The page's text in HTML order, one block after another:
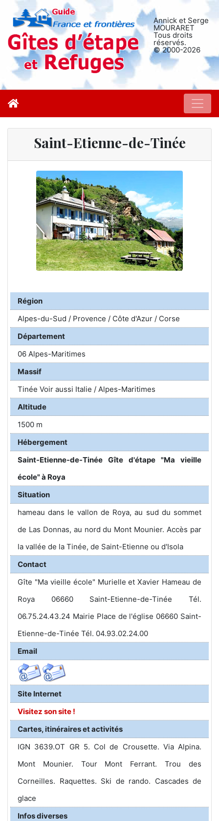
Annick et Serge
MOURARET
Tous droits
réservés.
© 2000-2026
Saint-Etienne-de-Tinée
Région
Alpes-du-Sud / Provence / Côte d'Azur / Corse
Département
06 Alpes-Maritimes
Massif
Tinée Voir aussi Italie / Alpes-Maritimes
Altitude
1500 m
Hébergement
Saint-Etienne-de-Tinée Gîte d'étape "Ma vieille
école" à Roya
Situation
hameau dans le vallon de Roya, au sud du sommet
de Las Donnas, au nord du Mont Mounier. Accès par
la vallée de la Tinée, de Saint-Etienne ou d'Isola
Contact
Gîte "Ma vieille école" Murielle et Xavier Hameau de
Roya 06660 Saint-Etienne-de-Tinée Tél.
06.75.24.43.24 Mairie Place de l'église 06660 Saint-
Etienne-de-Tinée Tél. 04.93.02.24.00
Email
Site Internet
Visitez son site !
Cartes, itinéraires et activités
IGN 3639.OT GR 5. Col de Crousette. Via Alpina.
Mont Mounier. Tour Mont Ferrant. Trou des
Corneilles. Raquettes. Ski de rando. Cascades de
glace
Infos diverses